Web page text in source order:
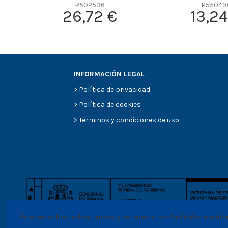
Efficiency Beta 200
P502536
26,72 €
INFORMACIÓN LEGAL
> Política de privacidad
> Política de cookies
>Términos y condiciones de uso
Esta web utiliza cookies propias y de terceros con finalidades